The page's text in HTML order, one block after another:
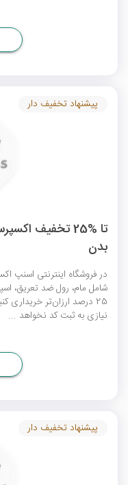
تا %25 تخفیف
بدن
در فروشگاه اینترنتی اسنپ
شامل مام، رول ضد تعریق،
25 درصد ارزان‌تر خریداری کنید. برای استفاده از این
نیازی به ثبت کد نخواهد ...
پیشنهاد تخفیف دار
پیشنهاد تخفیف دار